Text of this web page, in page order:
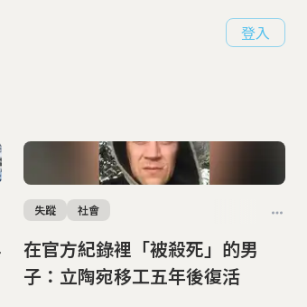
登入
在官方紀錄裡「被殺死」的男
子：立陶宛移工五年後復活
失蹤 社會